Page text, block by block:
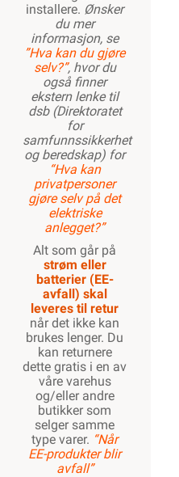
installere. Ønsker
du mer
informasjon, se
”Hva kan du gjøre
selv?”, hvor du
også finner
ekstern lenke til
dsb (Direktoratet
for
samfunnssikkerhet
og beredskap) for
“Hva kan
privatpersoner
gjøre selv på det
elektriske
anlegget?”
Alt som går på
strøm eller
batterier (EE-
avfall) skal
leveres til retur
når det ikke kan
brukes lenger. Du
kan returnere
dette gratis i en av
våre varehus
og/eller andre
butikker som
selger samme
type varer. “Når
EE-produkter blir
avfall”